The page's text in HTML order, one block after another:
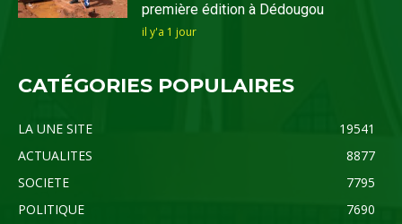
première édition à Dédougou
il y'a 1 jour
CATÉGORIES POPULAIRES
LA UNE SITE
19541
ACTUALITES
8877
SOCIETE
7795
POLITIQUE
7690